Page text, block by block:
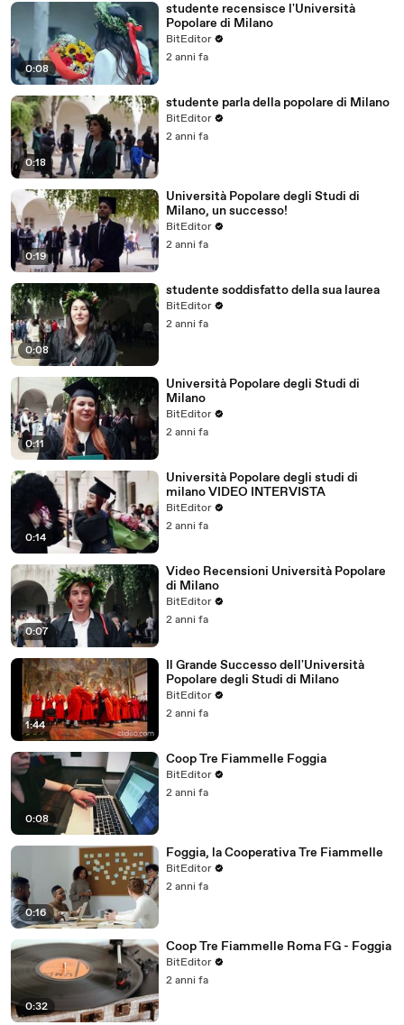
0:08
studente recensisce l'Università
Popolare di Milano
BitEditor
2 anni fa
0:18
studente parla della popolare di Milano
BitEditor
2 anni fa
0:19
Università Popolare degli Studi di
Milano, un successo!
BitEditor
2 anni fa
0:08
studente soddisfatto della sua laurea
BitEditor
2 anni fa
0:11
Università Popolare degli Studi di
Milano
BitEditor
2 anni fa
0:14
Università Popolare degli studi di
milano VIDEO INTERVISTA
BitEditor
2 anni fa
0:07
Video Recensioni Università Popolare
di Milano
BitEditor
2 anni fa
1:44
Il Grande Successo dell'Università
Popolare degli Studi di Milano
BitEditor
2 anni fa
0:08
Coop Tre Fiammelle Foggia
BitEditor
2 anni fa
0:16
Foggia, la Cooperativa Tre Fiammelle
BitEditor
2 anni fa
0:32
Coop Tre Fiammelle Roma FG - Foggia
BitEditor
2 anni fa